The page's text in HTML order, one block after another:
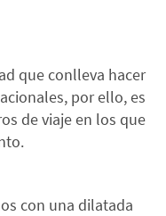
que conlleva hacer
por ello, es
de viaje en los que
con una dilatada